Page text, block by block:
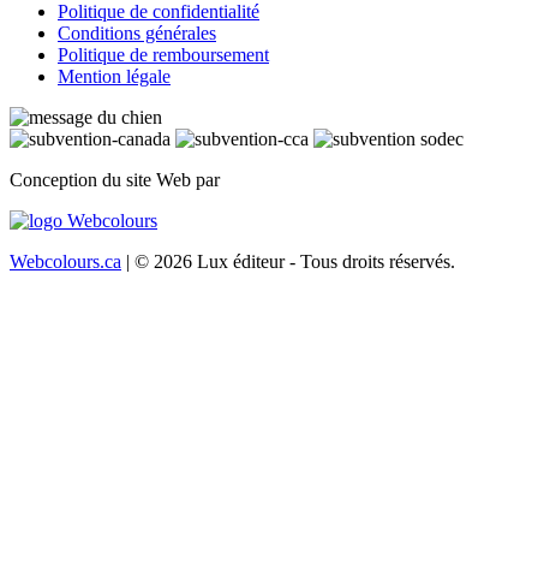
Politique de confidentialité
Conditions générales
Politique de remboursement
Mention légale
Conception du site Web par
Webcolours.ca | © 2026 Lux éditeur - Tous droits réservés.